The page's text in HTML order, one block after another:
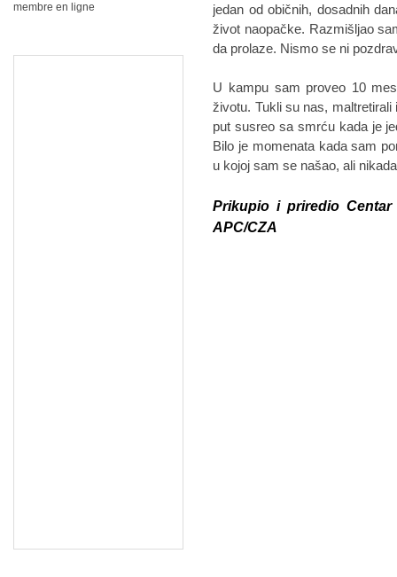
jedan od običnih, dosadnih
život naopačke. Razmišljao
da prolaze. Nismo se ni
U kampu sam proveo 10
životu. Tukli su nas,
put susreo sa smrću kada je
Bilo je momenata kada sam
u kojoj sam se našao, ali
Prikupio i priredio
APC/CZA
membre en ligne